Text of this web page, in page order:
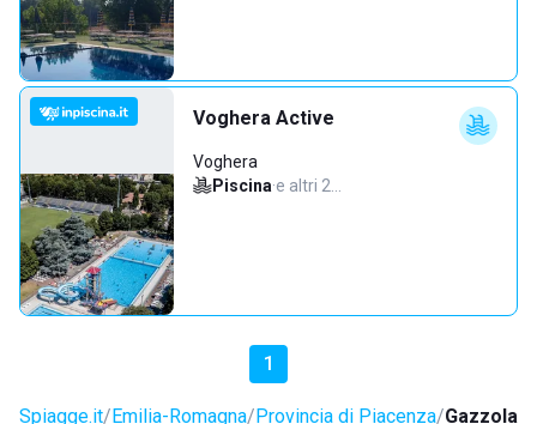
Voghera Active
Voghera
Piscina·e altri 2…
1
Spiagge.it Emilia-Romagna Provincia di Piacenza Gazzola